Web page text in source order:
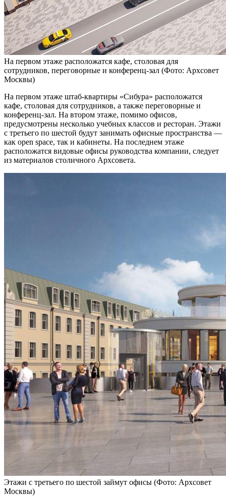
На первом этаже расположатся кафе, столовая для
сотрудников, переговорные и конференц-зал (Фото: Архсовет
Москвы)
На первом этаже штаб-квартиры «Сибура» расположатся
кафе, столовая для сотрудников, а также переговорные и
конференц-зал. На втором этаже, помимо офисов,
предусмотрены несколько учебных классов и ресторан. Этажи
с третьего по шестой будут занимать офисные пространства —
как open space, так и кабинеты. На последнем этаже
расположатся видовые офисы руководства компании, следует
из материалов столичного Архсовета.
Этажи с третьего по шестой займут офисы (Фото: Архсовет
Москвы)